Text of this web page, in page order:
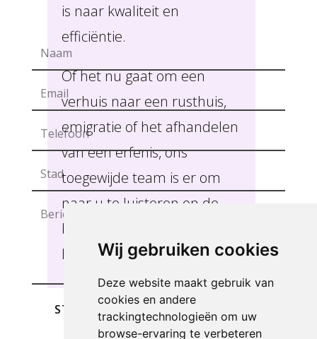
Wij gebruiken cookies
Deze website maakt gebruik van
cookies en andere
trackingtechnologieën om uw
browse-ervaring te verbeteren
is naar kwaliteit en
efficiëntie.
Of het nu gaat om een
verhuis naar een rusthuis,
emigratie of het afhandelen
van een erfenis, ons
toegewijde team is er om
naar u te luisteren en de
beste oplossingen te bieden
Beigem .
STUREN